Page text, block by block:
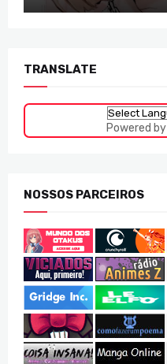
TRANSLATE
Powered by
NOSSOS PARCEIROS